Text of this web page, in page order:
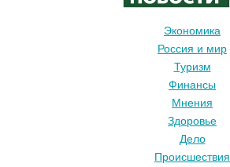
Экономика
Россия и мир
Туризм
Финансы
Мнения
Здоровье
Дело
Происшествия